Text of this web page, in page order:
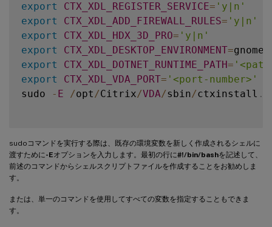
export
CTX_XDL_REGISTER_SERVICE= 'y|n'
export
CTX_XDL_ADD_FIREWALL_RULES= 'y|n'
export
CTX_XDL_HDX_3D_PRO= 'y|n'
export
CTX_XDL_DESKTOP_ENVIRONMENT=gnome
export
CTX_XDL_DOTNET_RUNTIME_PATH=
export
CTX_XDL_VDA_PORT= '<port-number>'
sudo
- E /opt/Citrix/VDA/sbin/ctxinstall .
sudoコマンドを実行する際は、既存の環境変数を新しく作成されるシェルに
渡すために-Eオプションを入力します。最初の行に#!/bin/bashを記述して、
前述のコマンドからシェルスクリプトファイルを作成することをお勧めしま
す。
または、単一のコマンドを使用してすべての変数を指定することもできま
す。